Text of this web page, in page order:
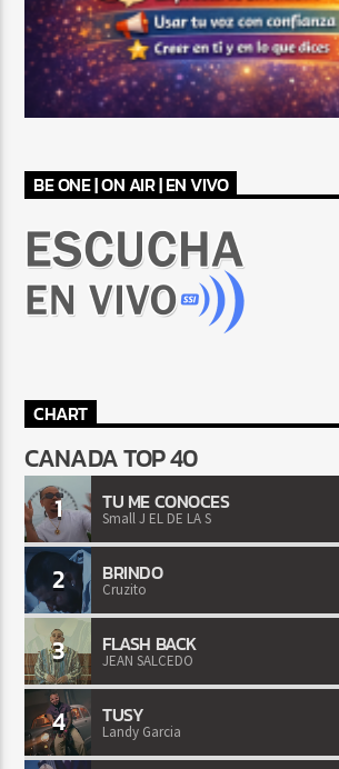
BE ONE | ON AIR | EN VIVO
CHART
CANADA TOP 40
1 TU ME CONOCES
Small J EL DE LA S
2 BRINDO
Cruzito
3 FLASH BACK
JEAN SALCEDO
4 TUSY
Landy Garcia